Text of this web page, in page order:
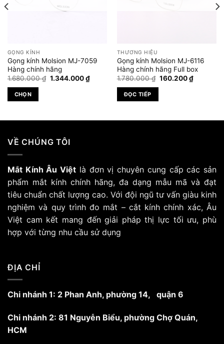
GỌNG KÍNH
Gọng kính Molsion MJ-7059
Hàng chính hãng
1.680.000₫ Giá
1.344.000₫Giá
hiện
1.344.000 ₫.
CHỌN
có
thể.
Các
tùy
chọn
có
thể
được
trang
sản
THƯƠNG HIỆU
Gọng kính Molsion MJ-6116
Hàng chính hãng Full box
1.780.000₫ Giá
160.200₫Giá
hiện
ĐỌC TIẾP
₫.
VỀ CHÚNG TÔI
Mắt Kính Âu Việt là đơn vị chuyên cung cấp các sản
phẩm mắt kính chính hãng, đa dạng mẫu mã và đạt
tiêu chuẩn chất lượng cao. Với đội ngũ tư vấn giàu kinh
nghiệm và quy trình đo mắt – cắt kính chính xác, Âu
Việt cam kết mang đến giải pháp thị lực tối ưu, phù
hợp với từng nhu cầu sử dụng
ĐỊA CHỈ
Chi nhánh 1: 2 Phan Anh, phường 14, quận 6
Chi nhánh 2: 81 Nguyễn Biểu, phường Chợ Quán,
HCM